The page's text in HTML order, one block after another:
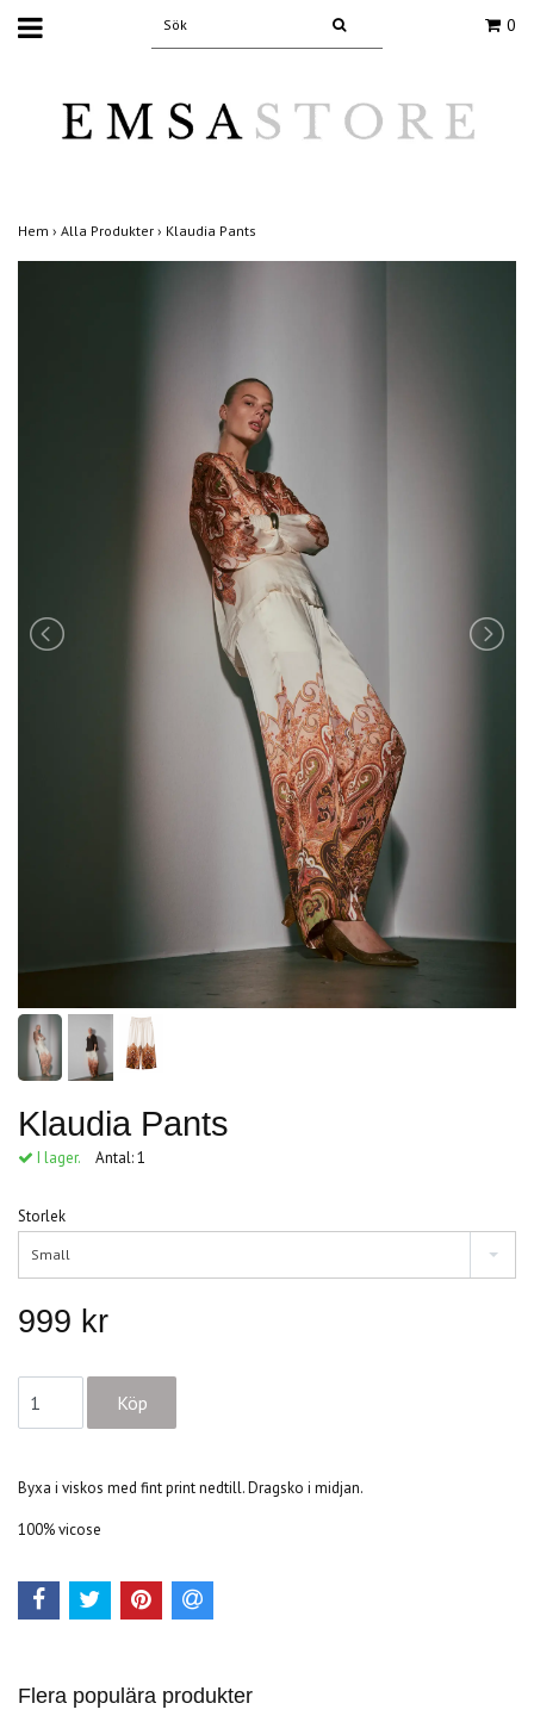
0
Hem › Alla Produkter › Klaudia Pants
Klaudia Pants
I lager. Antal:1
Storlek
Small
999 kr
Byxa i viskos med fint print nedtill. Dragsko i midjan.
100% vicose
Flera populära produkter